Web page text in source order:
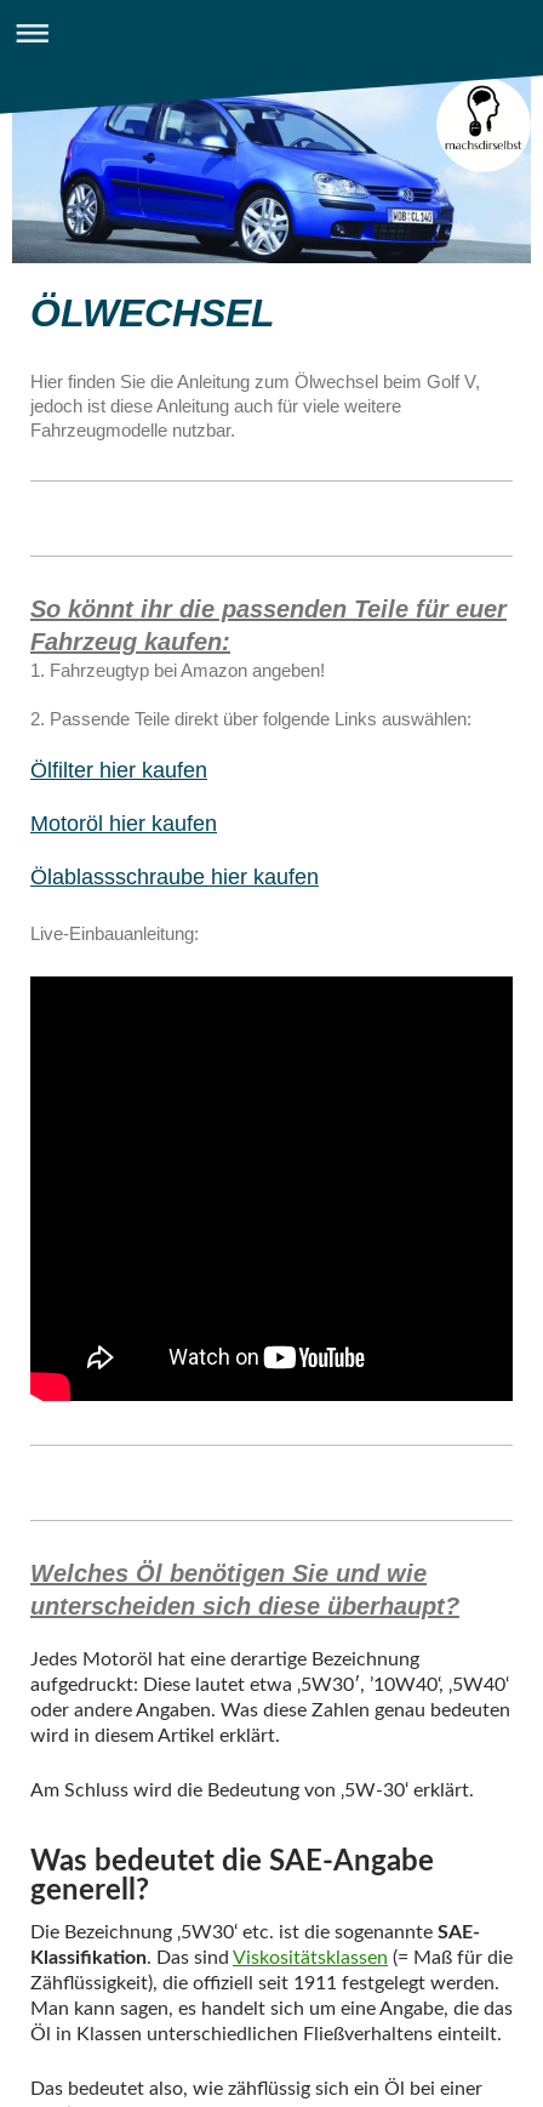
ÖLWECHSEL
Hier finden Sie die Anleitung zum Ölwechsel beim Golf V,
jedoch ist diese Anleitung auch für viele weitere
Fahrzeugmodelle nutzbar.
So könnt ihr die passenden Teile für euer
Fahrzeug kaufen:
1. Fahrzeugtyp bei Amazon angeben!
2. Passende Teile direkt über folgende Links auswählen:
Ölfilter hier kaufen
Motoröl hier kaufen
Ölablassschraube hier kaufen
Live-Einbauanleitung:
Welches Öl benötigen Sie und wie
unterscheiden sich diese überhaupt?
Jedes Motoröl hat eine derartige Bezeichnung
aufgedruckt: Diese lautet etwa ‚5W30′, ’10W40‘, ‚5W40‘
oder andere Angaben. Was diese Zahlen genau bedeuten
wird in diesem Artikel erklärt.
Am Schluss wird die Bedeutung von ‚5W-30‘ erklärt.
Was bedeutet die SAE-Angabe
generell?
Die Bezeichnung ‚5W30‘ etc. ist die sogenannte SAE-
Klassifikation. Das sind Viskositätsklassen (= Maß für die
Zähflüssigkeit), die offiziell seit 1911 festgelegt werden.
Man kann sagen, es handelt sich um eine Angabe, die das
Öl in Klassen unterschiedlichen Fließverhaltens einteilt.
Das bedeutet also, wie zähflüssig sich ein Öl bei einer